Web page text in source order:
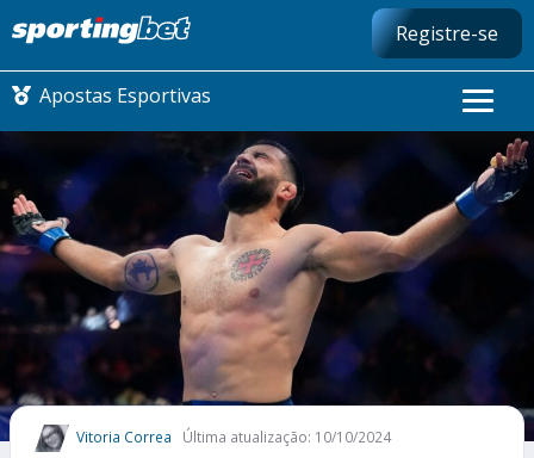
Registre-se
Apostas Esportivas
CONMEBOL LIBERTADORES
FUTEBOL NACIONAL
FUTEBOL INTERNACIONAL
COMO APOSTAR
MAIS ESPORTES
Vitoria Correa Última atualização: 10/10/2024